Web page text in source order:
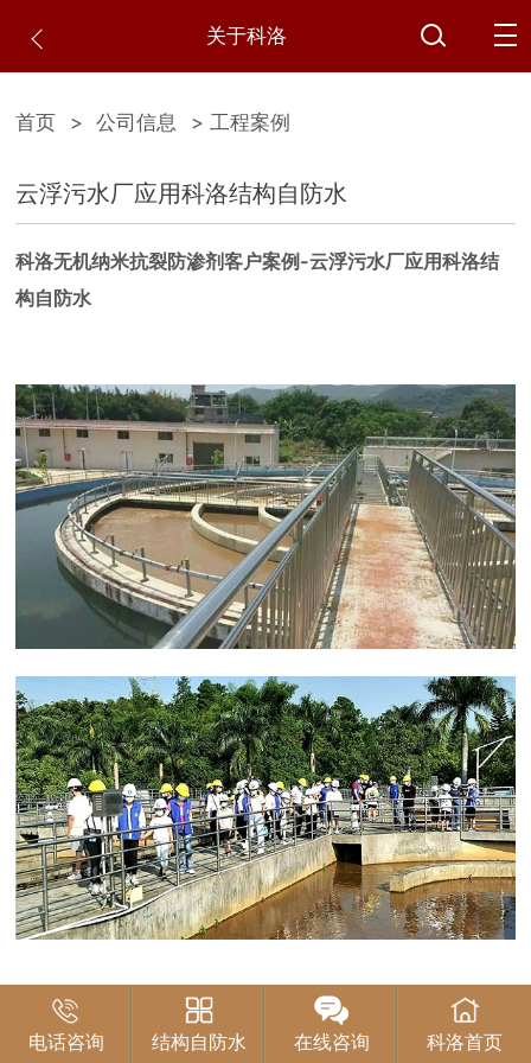
关于科洛
首页 > 公司信息 > 工程案例
云浮污水厂应用科洛结构自防水
科洛无机纳米抗裂防渗剂客户案例-云浮污水厂应用科洛结
构自防水
联系我们
电话咨询 结构自防水 在线咨询 科洛首页